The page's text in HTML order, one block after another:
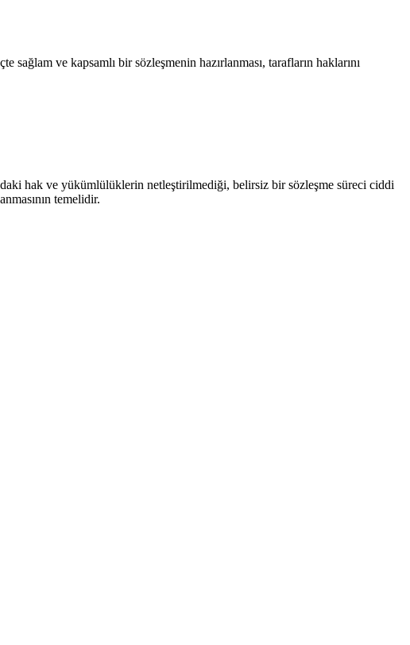
sağlam ve kapsamlı bir sözleşmenin hazırlanması, tarafların haklarını
hak ve yükümlülüklerin netleştirilmediği, belirsiz bir sözleşme süreci ciddi
temelidir.